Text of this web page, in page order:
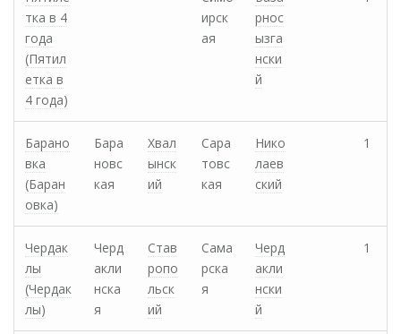
тка в 4
года
(Пятил
етка в
4 года)
ирск
ая
рнос
ызга
нски
й
Барано
вка
(Баран
овка)
Бара
новс
кая
Хвал
ынск
ий
Сара
товс
кая
Нико
лаев
ский
1
Чердак
лы
(Чердак
лы)
Черд
акли
нска
я
Став
ропо
льск
ий
Сама
рска
я
Черд
акли
нски
й
1